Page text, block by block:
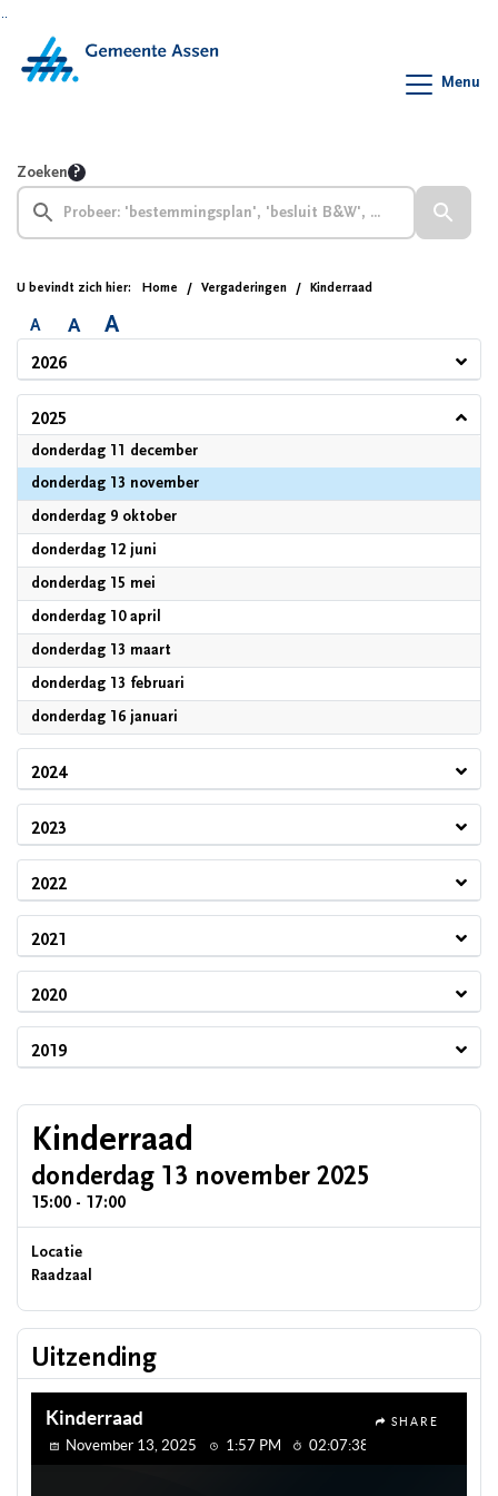
Menu
Zoeken
U bevindt zich hier: Home Vergaderingen Kinderraad
A A A
2026
2025
donderdag 11 december2025
donderdag 13 november2025
donderdag 9 oktober2025
donderdag 12 juni
donderdag 15 mei
donderdag 10 april
donderdag 13 maart2025
donderdag 13 februari
donderdag 16 januari
2024
2023
2022
2021
2020
2019
Kinderraad
donderdag 13 november 2025
15:00 - 17:00
Locatie
Raadzaal
Uitzending